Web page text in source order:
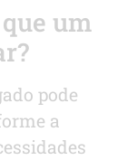
um
pode
a